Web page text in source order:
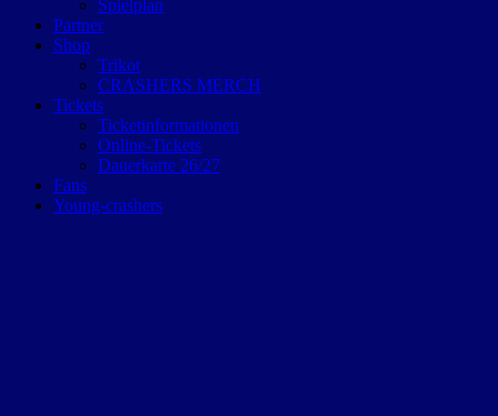
Spielplan
Partner
Shop
Trikot
CRASHERS MERCH
Tickets
Ticketinformationen
Online-Tickets
Dauerkarte 26/27
Fans
Young-crashers